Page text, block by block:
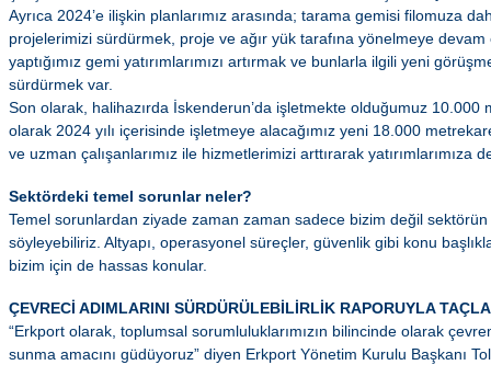
Ayrıca 2024’e ilişkin planlarımız arasında; tarama gemisi filomuza
projelerimizi sürdürmek, proje ve ağır yük tarafına yönelmeye
yaptığımız gemi yatırımlarımızı artırmak ve bunlarla ilgili yeni
sürdürmek var.
Son olarak, halihazırda İskenderun’da işletmekte olduğumuz
olarak 2024 yılı içerisinde işletmeye alacağımız yeni 18.000
ve uzman çalışanlarımız ile hizmetlerimizi arttırarak yatırımlarımıza
Sektördeki temel sorunlar neler?
Temel sorunlardan ziyade zaman zaman sadece bizim değil sektörün
söyleyebiliriz. Altyapı, operasyonel süreçler, güvenlik gibi konu
bizim için de hassas konular.
ÇEVRECİ ADIMLARINI SÜRDÜRÜLEBİLİRLİK RAPORUYLA
“Erkport olarak, toplumsal sorumluluklarımızın bilincinde olarak
sunma amacını güdüyoruz” diyen Erkport Yönetim Kurulu Başkanı